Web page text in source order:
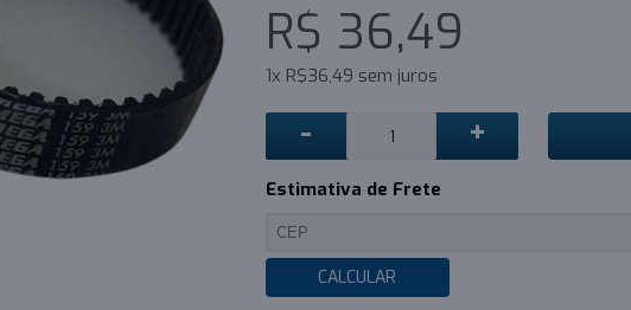
R$ 36,49
1x R$36,49 sem juros
- +
Estimativa de Frete
CALCULAR